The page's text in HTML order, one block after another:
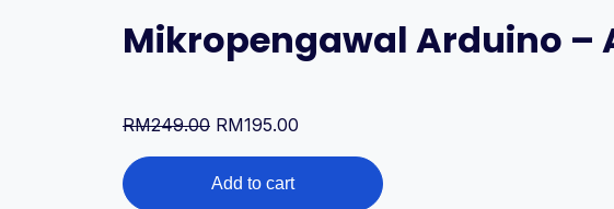
Mikropengawal Arduino –
RM249.00 Original
price
was:
RM195.00
price
Mikropengawal
Arduino
Add to cart